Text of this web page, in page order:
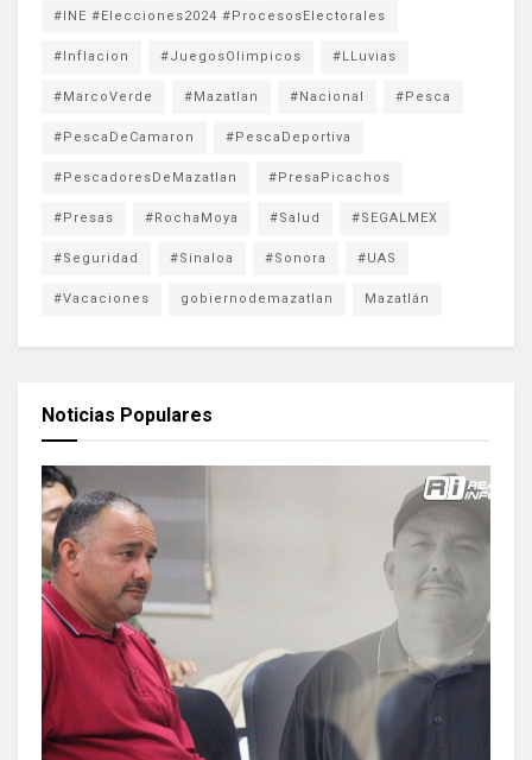
#INE #Elecciones2024 #ProcesosElectorales
#Inflacion #JuegosOlimpicos #LLuvias
#MarcoVerde #Mazatlan #Nacional #Pesca
#PescaDeCamaron #PescaDeportiva
#PescadoresDeMazatlan #PresaPicachos
#Presas #RochaMoya #Salud #SEGALMEX
#Seguridad #Sinaloa #Sonora #UAS
#Vacaciones gobiernodemazatlan Mazatlán
Noticias Populares